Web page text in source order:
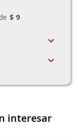
$ 9
interesar